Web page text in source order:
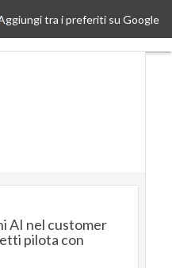
tra i preferiti su Google
AI nel customer
pilota con